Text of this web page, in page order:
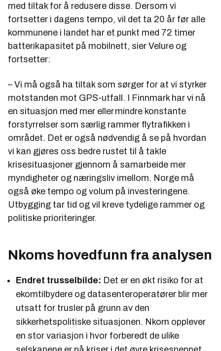
med tiltak for å redusere disse. Dersom vi
fortsetter i dagens tempo, vil det ta 20 år før alle
kommunene i landet har et punkt med 72 timer
batterikapasitet på mobilnett, sier Velure og
fortsetter:
– Vi må også ha tiltak som sørger for at vi styrker
motstanden mot GPS-utfall. I Finnmark har vi nå
en situasjon med mer eller mindre konstante
forstyrrelser som særlig rammer flytrafikken i
området. Det er også nødvendig å se på hvordan
vi kan gjøres oss bedre rustet til å takle
krisesituasjoner gjennom å samarbeide mer
myndigheter og næringsliv imellom. Norge må
også øke tempo og volum på investeringene.
Utbygging tar tid og vil kreve tydelige rammer og
politiske prioriteringer.
Nkoms hovedfunn fra analysen
Endret trusselbilde: Det er en økt risiko for at
ekomtilbydere og datasenteroperatører blir mer
utsatt for trusler på grunn av den
sikkerhetspolitiske situasjonen. Nkom opplever
en stor variasjon i hvor forberedt de ulike